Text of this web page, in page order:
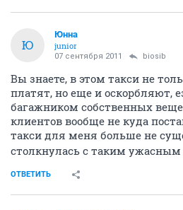
Ю
Юнна
junior
07 сентября 2011 biosib
Вы знаете, в этом такси не
платят, но еще и оскорбляют,
багажником собственных
клиентов вообще не куда
такси для меня больше не
столкнулась с таким
ОТВЕТИТЬ